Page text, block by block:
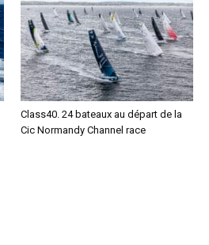
Class40. 24 bateaux au départ de la
Cic Normandy Channel race